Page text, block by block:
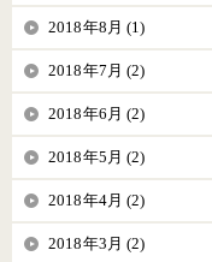
2018年8月 (1)
2018年7月 (2)
2018年6月 (2)
2018年5月 (2)
2018年4月 (2)
2018年3月 (2)